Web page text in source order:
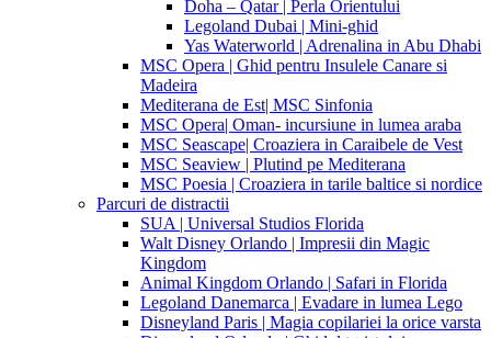
Doha – Qatar | Perla Orientului
Legoland Dubai | Mini-ghid
Yas Waterworld | Adrenalina in Abu Dhabi
MSC Opera | Ghid pentru Insulele Canare si
Madeira
Mediterana de Est| MSC Sinfonia
MSC Opera| Oman- incursiune in lumea araba
MSC Seascape| Croaziera in Caraibele de Vest
MSC Seaview | Plutind pe Mediterana
MSC Poesia | Croaziera in tarile baltice si nordice
Parcuri de distractii
SUA | Universal Studios Florida
Walt Disney Orlando | Impresii din Magic
Kingdom
Animal Kingdom Orlando | Safari in Florida
Legoland Danemarca | Evadare in lumea Lego
Disneyland Paris | Magia copilariei la orice varsta